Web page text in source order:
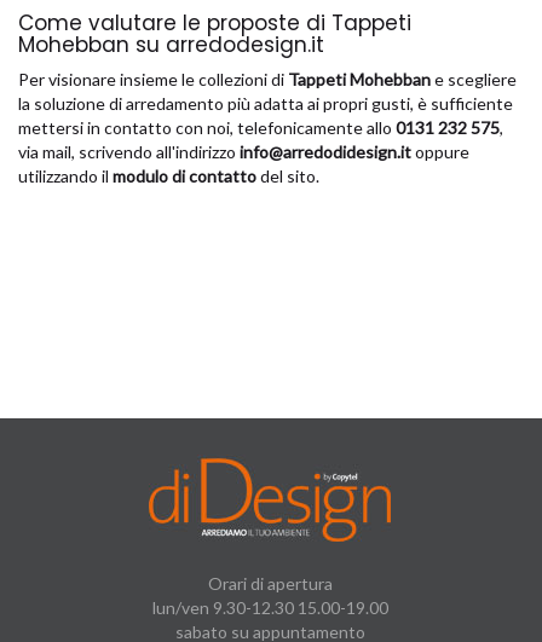
Come valutare le proposte di Tappeti
Mohebban su arredodesign.it
Per visionare insieme le collezioni di Tappeti Mohebbane scegliere
la soluzione di arredamento più adatta ai propri gusti, è sufficiente
mettersi in contatto con noi, telefonicamente allo 0131 232 575,
via mail, scrivendo all'indirizzo info@arredodidesign.itoppure
utilizzando il modulo di contattodel sito.
Orari di apertura
lun/ven 9.30-12.30 15.00-19.00
sabato su appuntamento